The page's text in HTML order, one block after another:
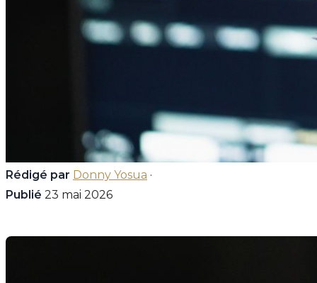
Rédigé par Donny Yosua ·
Publié 23 mai 2026